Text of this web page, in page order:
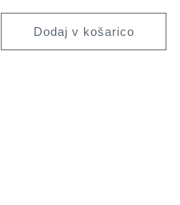
cena
cena
Dodaj v košarico